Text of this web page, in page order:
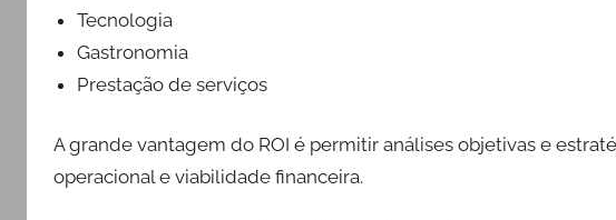
Tecnologia
Gastronomia
Prestação de serviços
A grande vantagem do ROI é permitir análises objetivas e
operacional e viabilidade financeira.